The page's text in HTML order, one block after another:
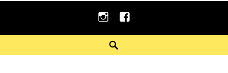
instagramfacebook